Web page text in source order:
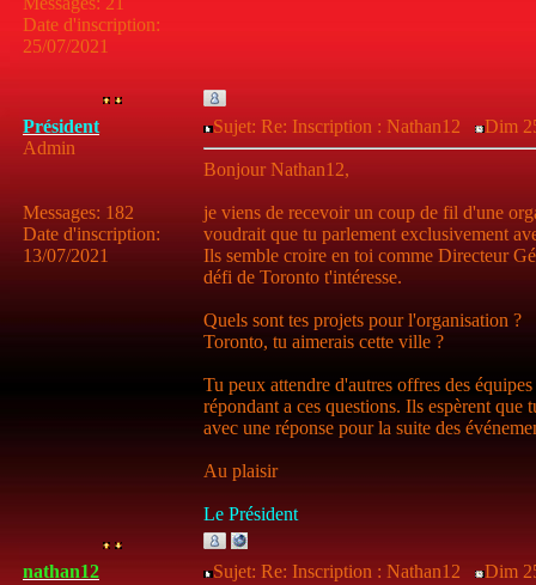
Date d'inscription:
25/07/2021
Président
Admin
Messages: 182
Date d'inscription:
13/07/2021
Sujet: Re: Inscription : Nathan12 Dim
Bonjour Nathan12,
je viens de recevoir un coup de fil d'une
voudrait que tu parlement exclusivement
Ils semble croire en toi comme Directeur
défi de Toronto t'intéresse.
Quels sont tes projets pour l'organisation ?
Toronto, tu aimerais cette ville ?
Tu peux attendre d'autres offres des
répondant a ces questions. Ils espèrent que
avec une réponse pour la suite des
Au plaisir
Le Président
nathan12 Sujet: Re: Inscription : Nathan12 Dim